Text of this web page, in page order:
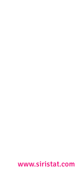
www.siristat.com